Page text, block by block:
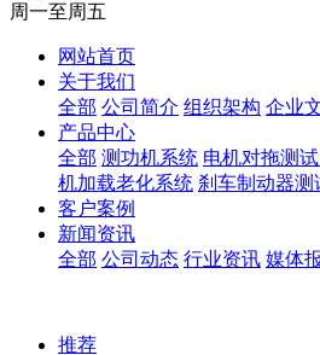
周一至周五
网站首页
关于我们
全部 公司简介 组织架构 企业
产品中心
全部 测功机系统 电机对拖测
机加载老化系统 刹车制动器测
客户案例
新闻资讯
全部 公司动态 行业资讯 媒体
推荐